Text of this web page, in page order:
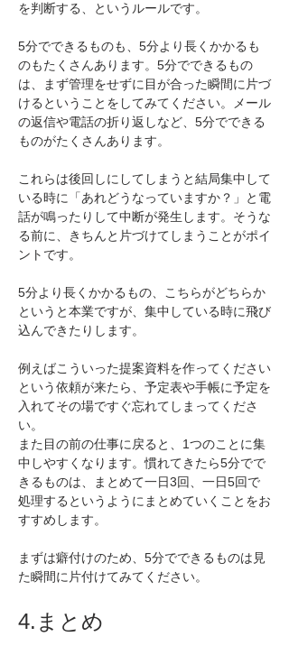
を判断する、というルールです。
5分でできるものも、5分より長くかかるも
のもたくさんあります。5分でできるもの
は、まず管理をせずに目が合った瞬間に片づ
けるということをしてみてください。メール
の返信や電話の折り返しなど、5分でできる
ものがたくさんあります。
これらは後回しにしてしまうと結局集中して
いる時に「あれどうなっていますか？」と電
話が鳴ったりして中断が発生します。そうな
る前に、きちんと片づけてしまうことがポイ
ントです。
5分より長くかかるもの、こちらがどちらか
というと本業ですが、集中している時に飛び
込んできたりします。
例えばこういった提案資料を作ってください
という依頼が来たら、予定表や手帳に予定を
入れてその場ですぐ忘れてしまってくださ
い。
また目の前の仕事に戻ると、1つのことに集
中しやすくなります。慣れてきたら5分でで
きるものは、まとめて一日3回、一日5回で
処理するというようにまとめていくことをお
すすめします。
まずは癖付けのため、5分でできるものは見
た瞬間に片付けてみてください。
4.まとめ